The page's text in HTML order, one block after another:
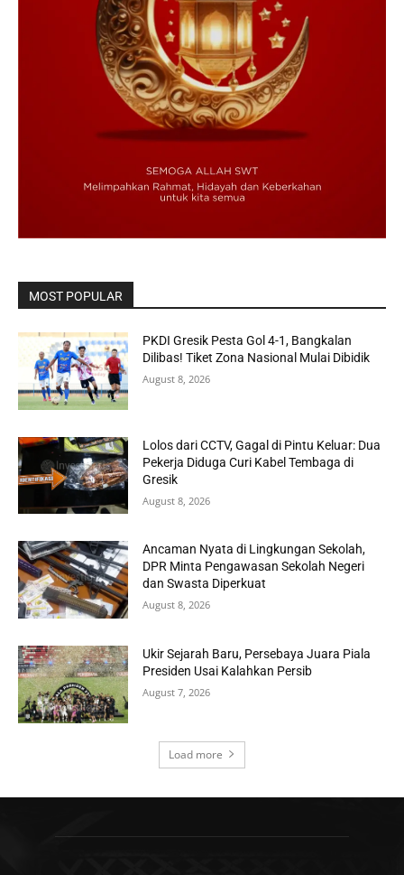
MOST POPULAR
PKDI Gresik Pesta Gol 4-1, Bangkalan
Dilibas! Tiket Zona Nasional Mulai Dibidik
August 8, 2026
Lolos dari CCTV, Gagal di Pintu Keluar: Dua
Pekerja Diduga Curi Kabel Tembaga di
Gresik
August 8, 2026
Ancaman Nyata di Lingkungan Sekolah,
DPR Minta Pengawasan Sekolah Negeri
dan Swasta Diperkuat
August 8, 2026
Ukir Sejarah Baru, Persebaya Juara Piala
Presiden Usai Kalahkan Persib
August 7, 2026
Load more